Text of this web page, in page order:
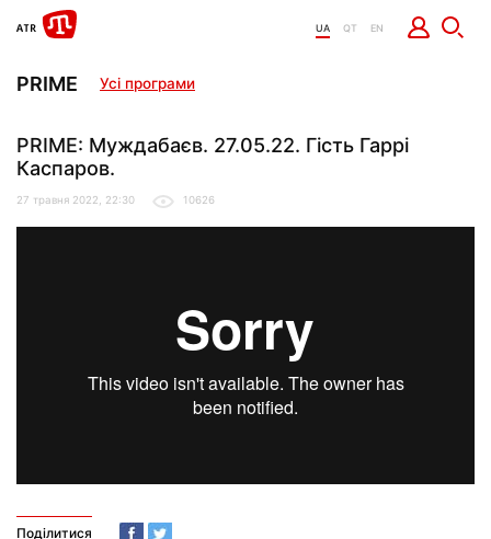
UA QT EN
PRIME Усі програми
PRIME: Муждабаєв. 27.05.22. Гість Гаррі
Каспаров.
27 травня 2022, 22:30 10626
Поділитися